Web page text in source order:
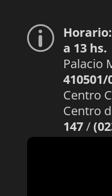
p Horario:
a 13 hs.
Palacio
410501/
Centro
Centro
147/